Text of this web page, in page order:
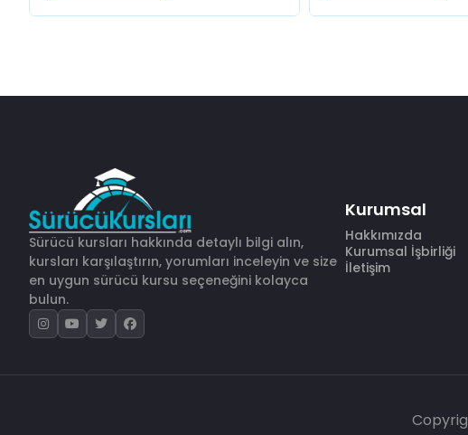
Sürücü kursları hakkında detaylı bilgi alın,
kursları karşılaştırın, yorumları inceleyin ve size
en uygun sürücü kursu seçeneğini kolayca
bulun.
Kurumsal
Hakkımızda
Kurumsal İşbirliği
İletişim